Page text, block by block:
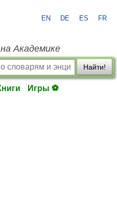
EN DE ES FR
Академике
Найти!
Игры ⚽